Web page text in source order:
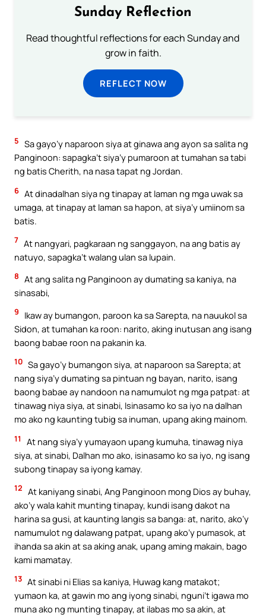
Sunday Reflection
Read thoughtful reflections for each Sunday and
grow in faith.
REFLECT NOW
5 Sa gayo’y naparoon siya at ginawa ang ayon sa salita ng
Panginoon: sapagka’t siya’y pumaroon at tumahan sa tabi
ng batis Cherith, na nasa tapat ng Jordan.
6 At dinadalhan siya ng tinapay at laman ng mga uwak sa
umaga, at tinapay at laman sa hapon, at siya’y umiinom sa
batis.
7 At nangyari, pagkaraan ng sanggayon, na ang batis ay
natuyo, sapagka’t walang ulan sa lupain.
8 At ang salita ng Panginoon ay dumating sa kaniya, na
sinasabi,
9
Ikaw ay bumangon, paroon ka sa Sarepta, na nauukol sa
Sidon, at tumahan ka roon: narito, aking inutusan ang isang
baong babae roon na pakanin ka.
10 Sa gayo’y bumangon siya, at naparoon sa Sarepta; at
nang siya’y dumating sa pintuan ng bayan, narito, isang
baong babae ay nandoon na namumulot ng mga patpat: at
tinawag niya siya, at sinabi, Isinasamo ko sa iyo na dalhan
mo ako ng kaunting tubig sa inuman, upang aking mainom.
11
At nang siya’y yumayaon upang kumuha, tinawag niya
siya, at sinabi, Dalhan mo ako, isinasamo ko sa iyo, ng isang
subong tinapay sa iyong kamay.
12 At kaniyang sinabi, Ang Panginoon mong Dios ay buhay,
ako’y wala kahit munting tinapay, kundi isang dakot na
harina sa gusi, at kaunting langis sa banga: at, narito, ako’y
namumulot ng dalawang patpat, upang ako’y pumasok, at
ihanda sa akin at sa aking anak, upang aming makain, bago
kami mamatay.
13 At sinabi ni Elias sa kaniya, Huwag kang matakot;
yumaon ka, at gawin mo ang iyong sinabi, nguni’t igawa mo
muna ako ng munting tinapay, at ilabas mo sa akin, at